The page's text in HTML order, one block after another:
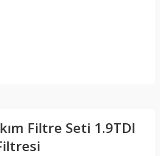
Filtre Seti 1.9TDI